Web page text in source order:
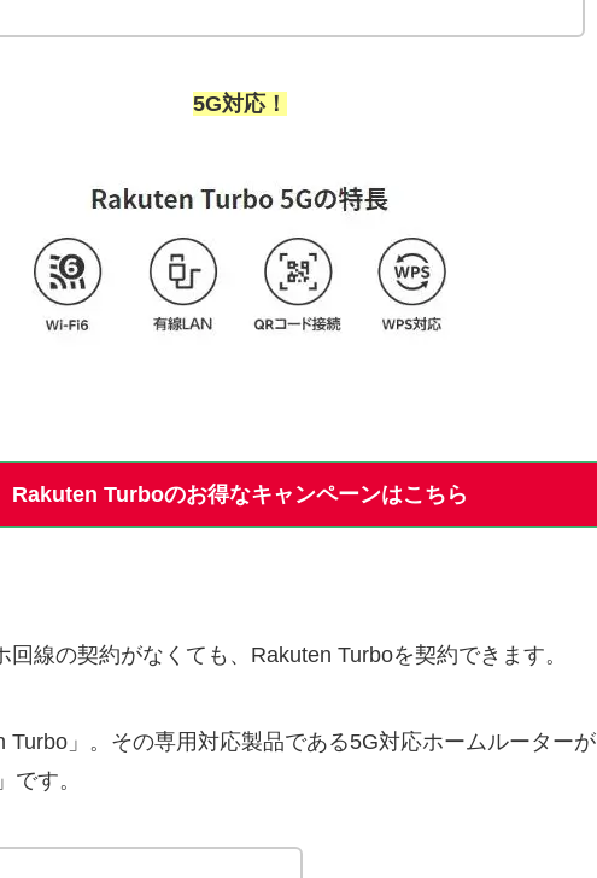
5G対応！
Rakuten Turboのお得なキャンペーンはこちら
線の契約がなくても、Rakuten Turboを契約できます。
Turbo」。その専用対応製品である5G対応ホームルーターが
です。